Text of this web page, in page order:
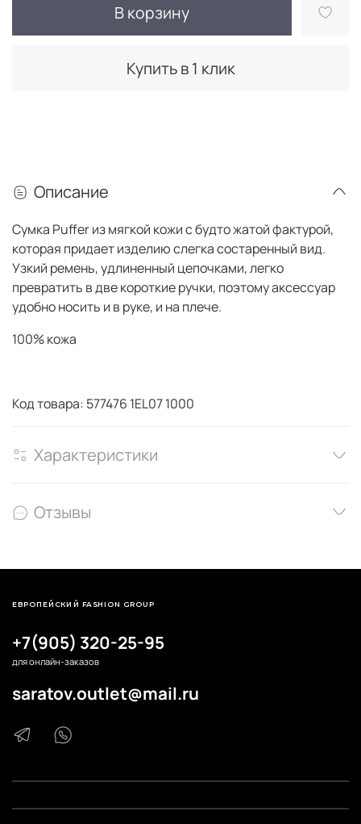
В корзину
Купить в 1 клик
Описание
Сумка Puffer из мягкой кожи с будто жатой фактурой,
которая придает изделию слегка состаренный вид.
Узкий ремень, удлиненный цепочками, легко
превратить в две короткие ручки, поэтому аксессуар
удобно носить и в руке, и на плече.
100% кожа
Код товара: 577476 1EL07 1000
Характеристики
Отзывы
+7(905) 320-25-95
для онлайн-заказов
saratov.outlet@mail.ru
ЕВРОПЕЙСКИЙ FASHION GROUP